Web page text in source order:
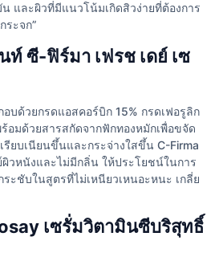
และผิวที่มีแนวโน้มเกิดสิวง่ายที่ต้องการ
ระจก”
ท์ ซี-ฟิร์มา เฟรช เดย์ เซ
ด้วยกรดแอสคอร์บิก 15% กรดเฟอรูลิก
อมด้วยสารสกัดจากฟักทองหมักเพื่อขจัด
รียบเนียนขึ้นและกระจ่างใสขึ้น C-Firma
วหนังและไม่มีกลิ่น ให้ประโยชน์ในการ
ะชับในสูตรที่ไม่เหนียวเหนอะหนะ เกลี่ย
เซรั่มวิตามินซีบริสุทธิ์